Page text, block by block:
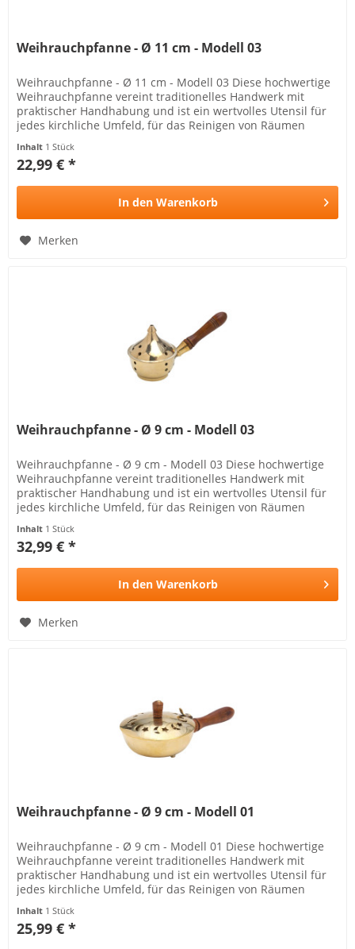
Weihrauchpfanne - Ø 11 cm - Modell 03
Weihrauchpfanne - Ø 11 cm - Modell 03 Diese hochwertige
Weihrauchpfanne vereint traditionelles Handwerk mit
praktischer Handhabung und ist ein wertvolles Utensil für
jedes kirchliche Umfeld, für das Reinigen von Räumen
Inhalt 1 Stück
22,99 € *
In den Warenkorb
Merken
Weihrauchpfanne - Ø 9 cm - Modell 03
Weihrauchpfanne - Ø 9 cm - Modell 03 Diese hochwertige
Weihrauchpfanne vereint traditionelles Handwerk mit
praktischer Handhabung und ist ein wertvolles Utensil für
jedes kirchliche Umfeld, für das Reinigen von Räumen
Inhalt 1 Stück
32,99 € *
In den Warenkorb
Merken
Weihrauchpfanne - Ø 9 cm - Modell 01
Weihrauchpfanne - Ø 9 cm - Modell 01 Diese hochwertige
Weihrauchpfanne vereint traditionelles Handwerk mit
praktischer Handhabung und ist ein wertvolles Utensil für
jedes kirchliche Umfeld, für das Reinigen von Räumen
Inhalt 1 Stück
25,99 € *